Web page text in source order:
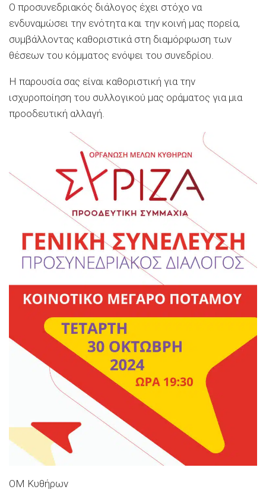
Ο προσυνεδριακός διάλογος έχει στόχο να
ενδυναμώσει την ενότητα και την κοινή μας πορεία,
συμβάλλοντας καθοριστικά στη διαμόρφωση των
θέσεων του κόμματος ενόψει του συνεδρίου.
Η παρουσία σας είναι καθοριστική για την
ισχυροποίηση του συλλογικού μας οράματος για μια
προοδευτική αλλαγή.
ΟΜ Κυθήρων